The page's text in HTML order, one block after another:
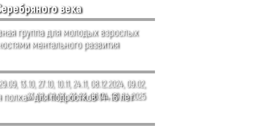
13.10, 27.10, 10.11, 24.11, 08.12.2024, 09.02,
23.02, 09.03, 23.03, 06.04, 20.04.2025
века
группа для молодых взрослых
ментального развития
для подростков 14–16 лет